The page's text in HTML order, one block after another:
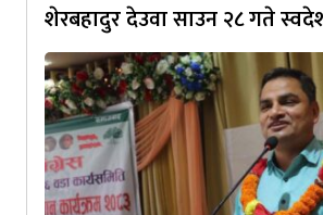
शेरबहादुर देउवा साउन २८ गते